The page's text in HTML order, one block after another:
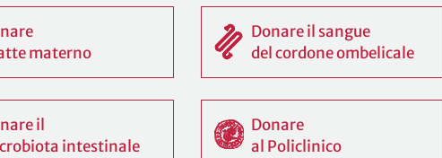
materno
Donare il sangue
del cordone ombelicale
il
intestinale
Donare
al Policlinico